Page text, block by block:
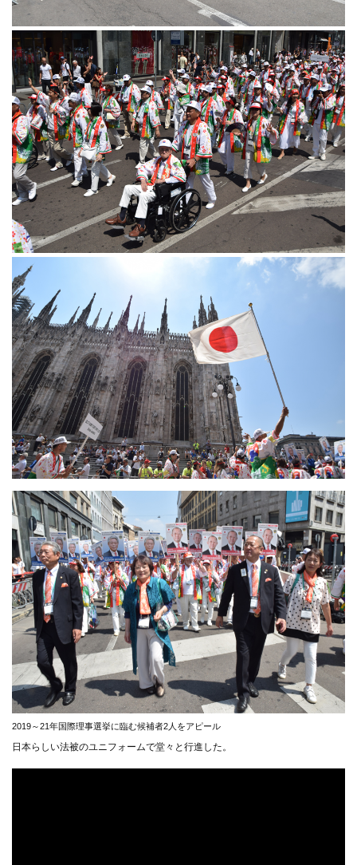
2019～21年国際理事選挙に臨む候補者2人をアピール
日本らしい法被のユニフォームで堂々と行進した。